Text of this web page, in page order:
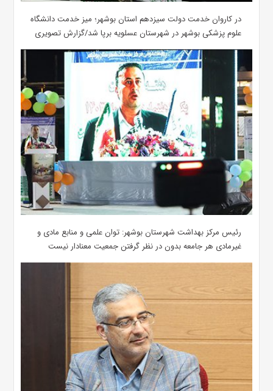
در کاروان خدمت دولت سیزدهم استان بوشهر؛ میز خدمت دانشگاه
علوم پزشکی بوشهر در شهرستان عسلویه برپا شد/گزارش تصویری
رئیس مرکز بهداشت شهرستان بوشهر: توان علمی و منابع مادی و
غیرمادی هر جامعه بدون در نظر گرفتن جمعیت معنادار نیست